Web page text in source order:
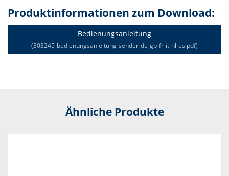
Produktinformationen zum Download:
Bedienungsanleitung
(303245-bedienungsanleitung-sender-de-gb-fr-it-nl-es.pdf)
Ähnliche Produkte